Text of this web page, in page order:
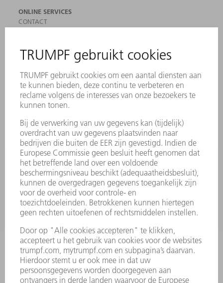
ONLINE SERVICES
CONTACT
AANMELDEN VOOR NIEUWSBRIEF
MYTRUMPF
VEILIGHEIDSGEGEVENSBLADEN
PRODUCTEN
MACHINES & SYSTEMEN
LASER
ELEKTROGEREEDSCHAP
SMART FACTORY
SOFTWARE
SERVICES
TOEPASSINGEN
SECTOREN
ONDERNEMING
CARRIÈRE
VACATURES
BEDRIJFSPROFIEL
JAARVERSLAG
BEDRIJFSPRINCIPES
COMPLIANCE
KLOKKENLUIDERSYSTEEM
BEVEILIGING
PERSBERICHTEN